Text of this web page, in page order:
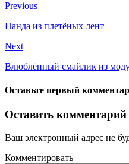
Previous
Панда из плетёных лент
Next
Влюблённый смайлик из
Оставьте первый
Оставить комментарий
Ваш электронный адрес не
Комментировать